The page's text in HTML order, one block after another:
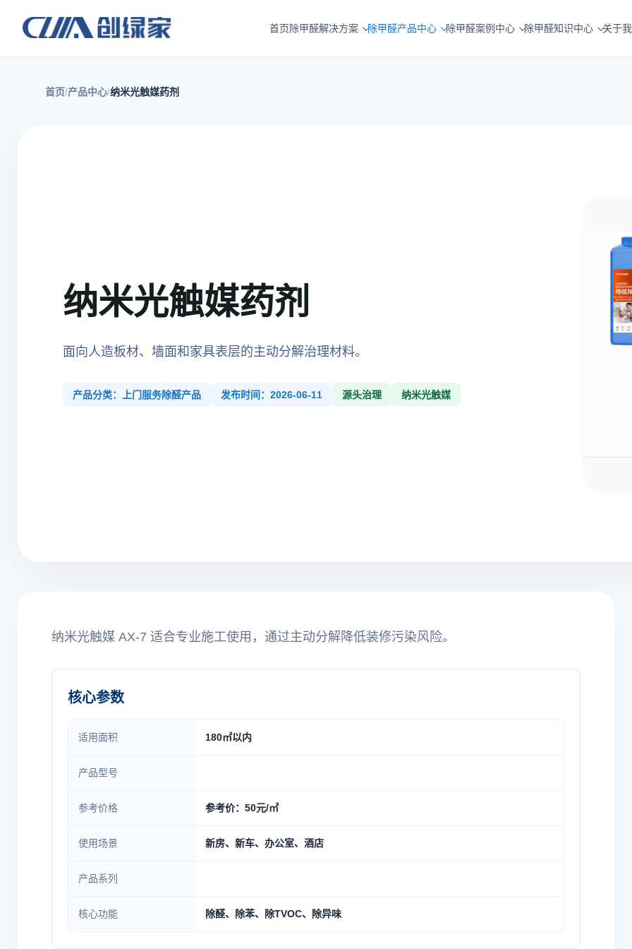
首页除甲醛解决方案 除甲醛产品中心 除甲醛案例中心 除甲醛知识中心 关于
首页 产品中心 纳米光触媒药剂
纳米光触媒药剂
面向人造板材、墙面和家具表层的主动分解治理材料。
产品分类：上门服务除醛产品 发布时间：2026-06-11 源头治理 纳米光触媒
纳米光触媒 AX-7 适合专业施工使用，通过主动分解降低装修污染风险。
核心参数
适用面积 180㎡以内
产品型号
参考价格 参考价：50元/㎡
使用场景 新房、新车、办公室、酒店
产品系列
核心功能 除醛、除苯、除TVOC、除异味